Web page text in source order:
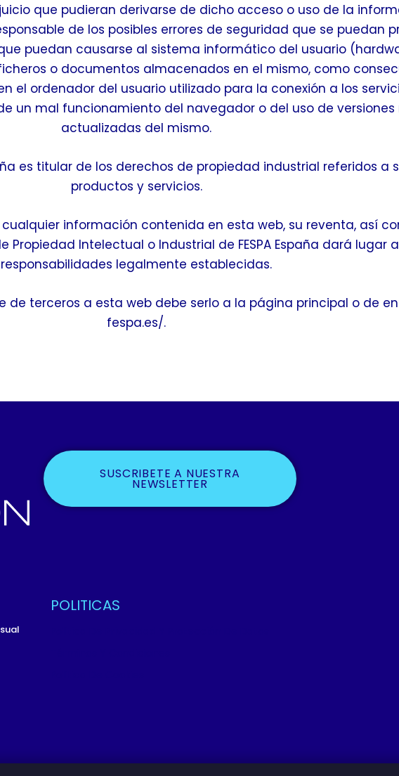
que pudieran derivarse de dicho acceso o uso de la
de los posibles errores de seguridad que se puedan
puedan causarse al sistema informático del usuario
o documentos almacenados en el mismo, como
el ordenador del usuario utilizado para la conexión a los
un mal funcionamiento del navegador o del uso de versiones
actualizadas del mismo.
es titular de los derechos de propiedad industrial referidos a
productos y servicios.
cualquier información contenida en esta web, su reventa, así
Propiedad Intelectual o Industrial de FESPA España dará lugar
responsabilidades legalmente establecidas.
de terceros a esta web debe serlo a la página principal o de
fespa.es/.
SUSCRIBETE A NUESTRA
NEWSLETTER
POLITICAS